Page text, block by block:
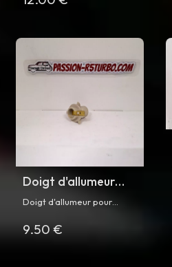
Doigt d'allumeur
pour R5 Turbo
Doigt d'allumeur pour
9.50 €